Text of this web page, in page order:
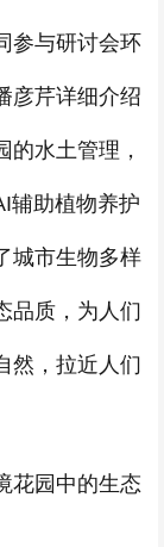
与研讨会环
彦芹详细介绍
的水土管理，
辅助植物养护
城市生物多样
品质，为人们
然，拉近人们
花园中的生态